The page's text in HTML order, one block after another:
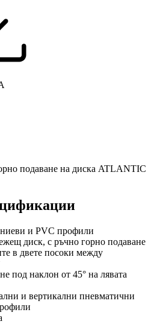
и PVC профили
диск, с ръчно горно подаване
в двете посоки между
под наклон от 45° на лявата
и вертикални пневматични